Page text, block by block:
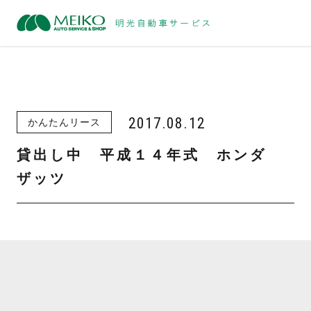
かんたんリース 2017.08.12
貸出し中 平成１４年式 ホンダ
ザッツ